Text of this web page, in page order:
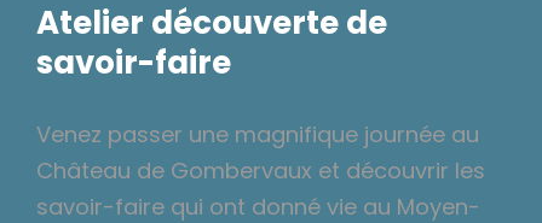
Atelier découverte de
savoir-faire
Venez passer une magnifique journée au
Château de Gombervaux et découvrir les
savoir-faire qui ont donné vie au Moyen-